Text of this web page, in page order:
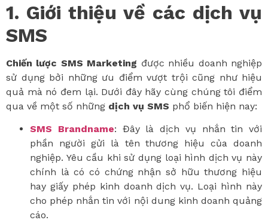
1. Giới thiệu về các dịch vụ
SMS
Chiến lược SMS Marketing được nhiều doanh nghiệp
sử dụng bởi những ưu điểm vượt trội cũng như hiệu
quả mà nó đem lại. Dưới đây hãy cùng chúng tôi điểm
qua về một số những dịch vụ SMS phổ biến hiện nay:
SMS Brandname: Đây là dịch vụ nhắn tin với
phần người gửi là tên thương hiệu của doanh
nghiệp. Yêu cầu khi sử dụng loại hình dịch vụ này
chính là có có chứng nhận sở hữu thương hiệu
hay giấy phép kinh doanh dịch vụ. Loại hình này
cho phép nhắn tin với nội dung kinh doanh quảng
cáo.